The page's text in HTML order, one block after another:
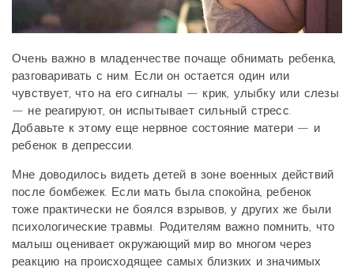
Очень важно в младенчестве почаще обнимать ребенка,
разговаривать с ним. Если он остается один или
чувствует, что на его сигналы — крик, улыбку или слезы
— не реагируют, он испытывает сильный стресс.
Добавьте к этому еще нервное состояние матери — и
ребенок в депрессии.
Мне доводилось видеть детей в зоне военных действий
после бомбежек. Если мать была спокойна, ребенок
тоже практически не боялся взрывов, у других же были
психологические травмы. Родителям важно помнить, что
малыш оценивает окружающий мир во многом через
реакцию на происходящее самых близких и значимых